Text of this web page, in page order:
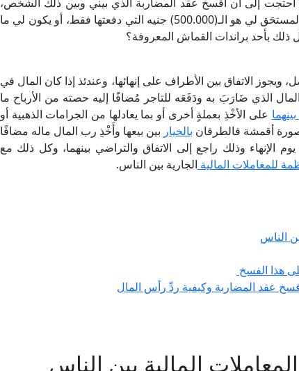
فهل عند فسخ عقد المضاربة يكون رأس المال المستحَق لي هو الـ(500.000) جنيه التي دفعتها فقط، أو يكون لي ما
ذلك بأحد براندات القماش المعروفة؟
الاتفاق بين الأطراف على إنهائها، وعندئذ إذا كان المال في
الذي ضَارَبَ به ودَفَعَه للتاجر مُضافًا إليه حصته من الأرباح ما
على الأخْذِ بعملةٍ أخرى أو بما يعادلها من الجرامات الذهبية أو
صورة أقمشة فالطرفان بالخيار بين بيعها وأَخْذِ رب المال ماله مضافًا
الإنهاء وذلك راجع إلى الاتفاق والتراضي بينهما، وكل ذلك مع
للمعاملات المالية الجارية بين الناس.
الناس
هذا الفسخ
فسخ عقد المضاربة وكيفية ردِّ رأس المال
المالية بين الناس